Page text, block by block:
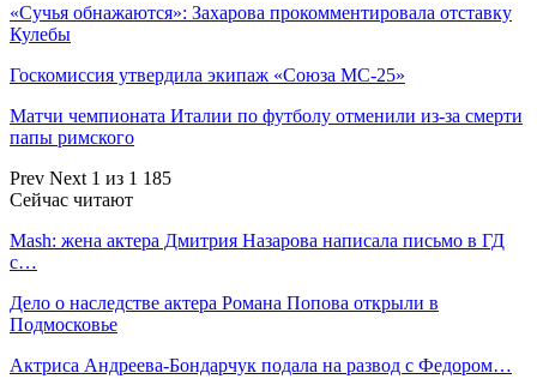
«Сучья обнажаются»: Захарова прокомментировала отставку
Кулебы
Госкомиссия утвердила экипаж «Союза МС-25»
Матчи чемпионата Италии по футболу отменили из-за смерти
папы римского
Prev Next 1 из 1 185
Сейчас читают
Mash: жена актера Дмитрия Назарова написала письмо в ГД
с…
Дело о наследстве актера Романа Попова открыли в
Подмосковье
Актриса Андреева-Бондарчук подала на развод с Федором…